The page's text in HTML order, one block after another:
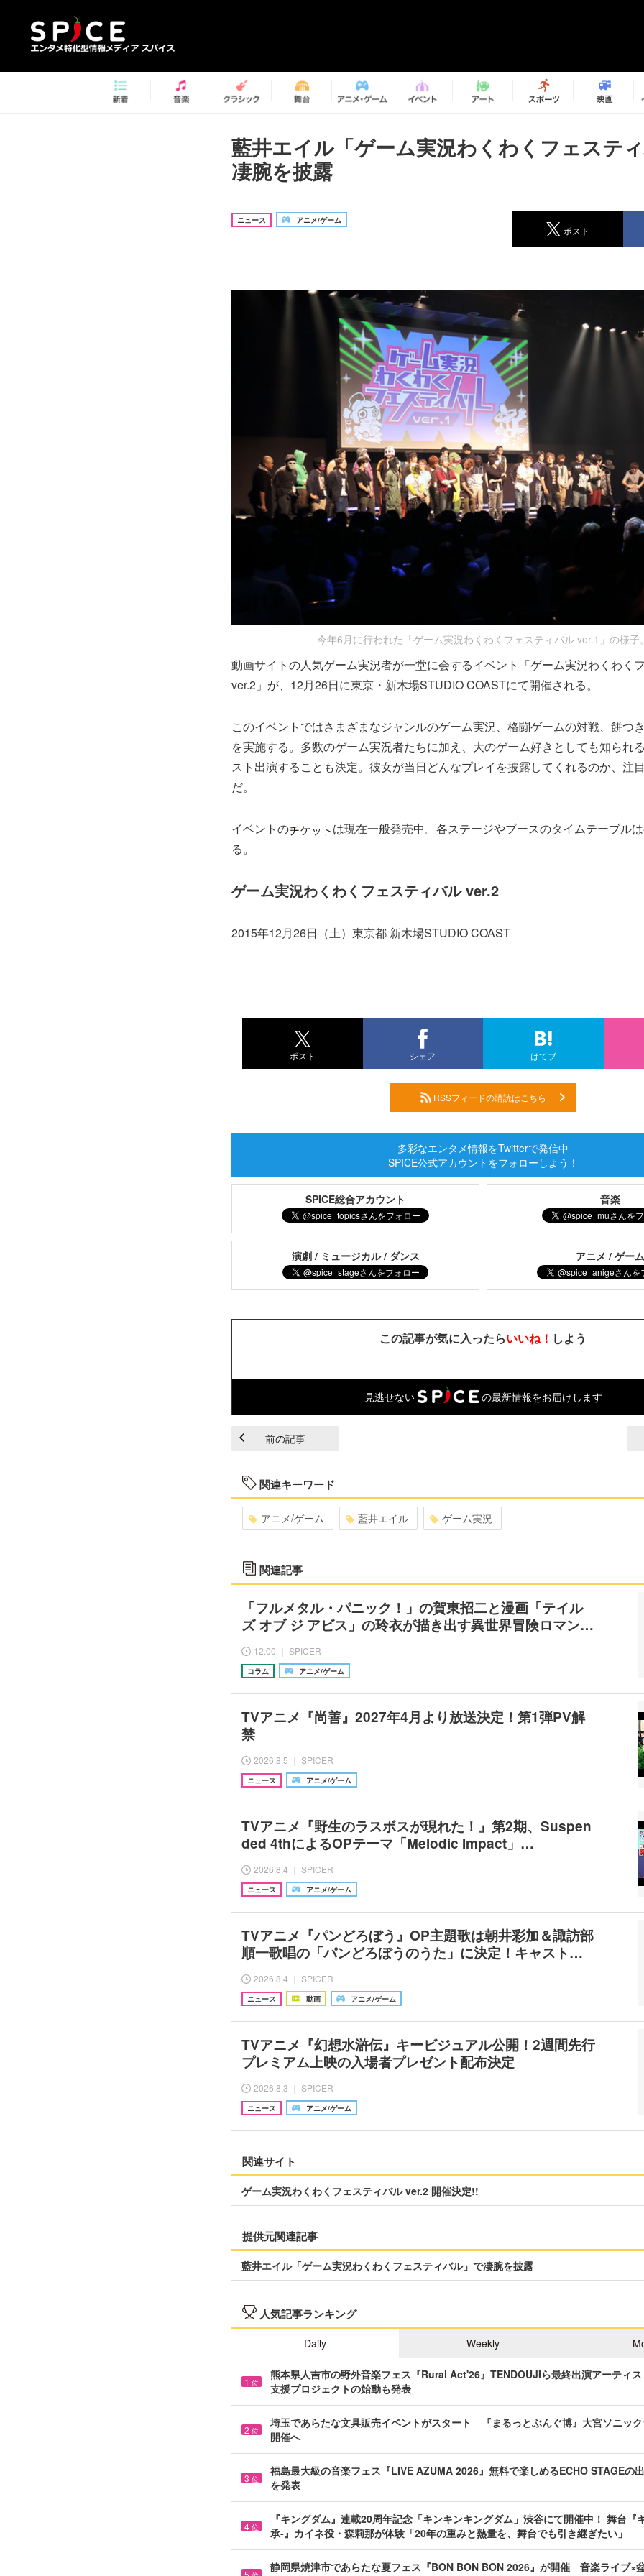
藍井エイル「ゲーム実況わくわくフェステ
凄腕を披露
ニュース アニメ/ゲーム
ポスト
今年6月に行われた「ゲーム実況わくわくフェスティバル ver.1」の様子
動画サイトの人気ゲーム実況者が一堂に会するイベント「ゲーム実況わくわく
ver.2」が、12月26日に東京・新木場STUDIO COASTにて開催される。
このイベントではさまざまなジャンルのゲーム実況、格闘ゲームの対戦、餅つ
を実施する。多数のゲーム実況者たちに加え、大のゲーム好きとしても知られ
スト出演することも決定。彼女が当日どんなプレイを披露してくれるのか、注
だ。
イベントの
は現在一般発売中。各ステージやブースのタイムテーブル
る。
ゲーム実況わくわくフェスティバル ver.2
2015年12月26日（土）東京都 新木場STUDIO COAST
ポスト シェア はてブ
RSSフィードの購読はこちら
多彩なエンタメ情報をTwitterで発信中
SPICE公式アカウントをフォローしよう！
SPICE総合アカウント 音楽
演劇 / ミュージカル / ダンス アニメ / ゲー
この記事が気に入ったらいいね！ しよう
見逃せない の最新情報をお届けします
前の記事
関連キーワード
アニメ/ゲーム 藍井エイル ゲーム実況
関連記事
「フルメタル・パニック！」の賀東招二と漫画「テイル
ズ オブ ジ アビス」の玲衣が描き出す異世界冒険ロマン…
12:00 ｜ SPICER
コラム アニメ/ゲーム
TVアニメ『尚善』2027年4月より放送決定！第1弾PV解
禁
2026.8.5 ｜ SPICER
ニュース アニメ/ゲーム
TVアニメ『野生のラスボスが現れた！』第2期、Suspen
ded 4thによるOPテーマ「Melodic Impact」…
2026.8.4 ｜ SPICER
ニュース アニメ/ゲーム
TVアニメ『パンどろぼう』OP主題歌は朝井彩加＆諏訪部
順一歌唱の「パンどろぼうのうた」に決定！キャスト…
2026.8.4 ｜ SPICER
ニュース 動画 アニメ/ゲーム
TVアニメ『幻想水滸伝』キービジュアル公開！2週間先行
プレミアム上映の入場者プレゼント配布決定
2026.8.3 ｜ SPICER
ニュース アニメ/ゲーム
関連サイト
ゲーム実況わくわくフェスティバル ver.2 開催決定!!
提供元関連記事
藍井エイル「ゲーム実況わくわくフェスティバル」で凄腕を披露
人気記事ランキング
Daily Weekly
1 位
熊本県人吉市の野外音楽フェス『Rural Act'26』TENDOUJIら最終出演アーティ
支援プロジェクトの始動も発表
2 位
埼玉であらたな文具販売イベントがスタート 『まるっとぶんぐ博』大宮ソニッ
開催へ
3 位
福島最大級の音楽フェス『LIVE AZUMA 2026』無料で楽しめるECHO STAGEの
を発表
4 位
『キングダム』連載20周年記念「キンキンキングダム」渋谷にて開催中！ 舞台
承-』カイネ役・森莉那が体験「20年の重みと熱量を、舞台でも引き継ぎたい」
静岡県焼津市であらたな夏フェス『BON BON BON 2026』が開催 音楽ライブ×